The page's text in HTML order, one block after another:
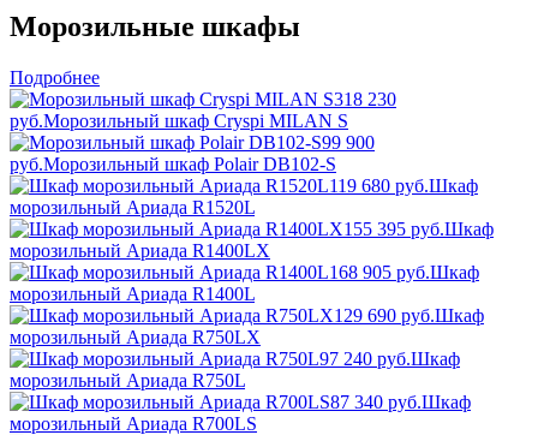
Морозильные шкафы
Подробнее
318 230
руб.Морозильный шкаф Cryspi MILAN S
99 900
руб.Морозильный шкаф Polair DB102-S
119 680 руб.Шкаф
морозильный Ариада R1520L
155 395 руб.Шкаф
морозильный Ариада R1400LX
168 905 руб.Шкаф
морозильный Ариада R1400L
129 690 руб.Шкаф
морозильный Ариада R750LX
97 240 руб.Шкаф
морозильный Ариада R750L
87 340 руб.Шкаф
морозильный Ариада R700LS